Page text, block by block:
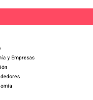
y Empresas